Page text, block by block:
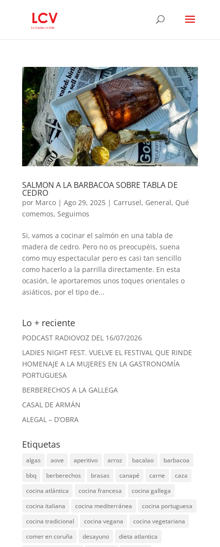
SALMON A LA BARBACOA SOBRE TABLA DE
CEDRO
por Marco| Ago 29, 2025| Carrusel, General, Qué
comemos, Seguimos
Si, vamos a cocinar el salmón en una tabla de
madera de cedro. Pero no os preocupéis, suena
como muy espectacular pero es casi tan sencillo
como hacerlo a la parrilla directamente. En esta
ocasión, le aportaremos unos toques orientales o
asiáticos, por el tipo de...
Lo + reciente
PODCAST RADIOVOZ DEL 16/07/2026
LADIES NIGHT FEST. VUELVE EL FESTIVAL QUE RINDE
HOMENAJE A LA MUJERES EN LA GASTRONOMÍA
PORTUGUESA
BERBERECHOS A LA GALLEGA
CASAL DE ARMÁN
ALEGAL – D’OBRA
Etiquetas
algas aove aperitivo arroz bacalao
barbacoa
bbq
berberechos brasas canapé carne
caza
cocina atlántica
cocina francesa
cocina gallega
cocina italiana
cocina mediterránea
cocina portuguesa
cocina tradicional
cocina vegana
cocina vegetariana
comer en coruña
desayuno
dieta atlantica